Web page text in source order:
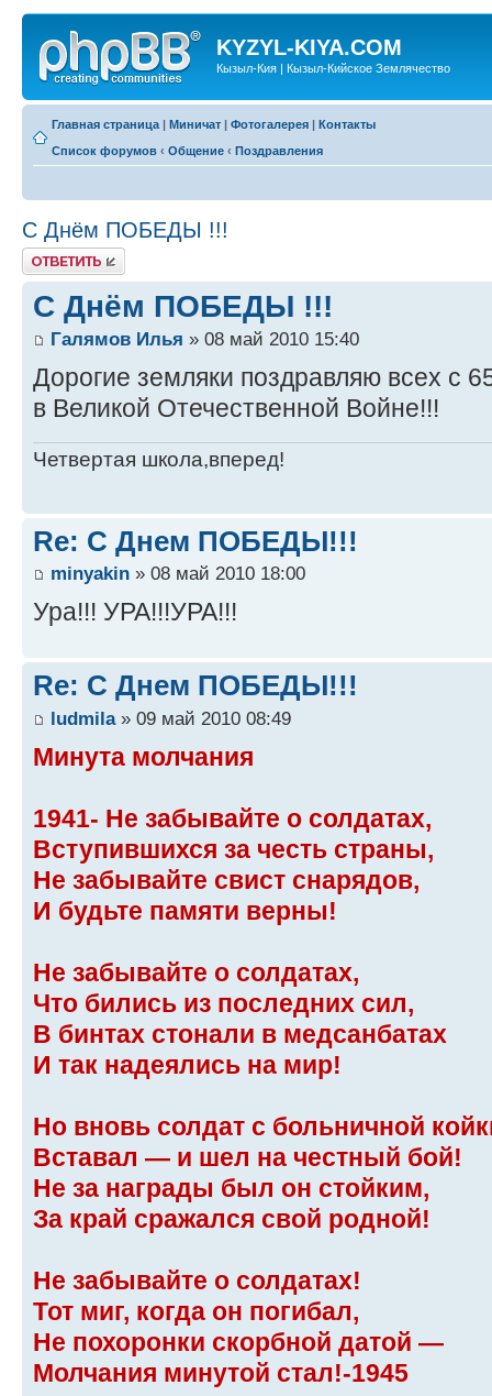
KYZYL-KIYA.COM
Кызыл-Кия | Кызыл-Кийское Землячество
Главная страница | Миничат | Фотогалерея | Контакты
Список форумов ‹ Общение ‹ Поздравления
С Днём ПОБЕДЫ !!!
Ответить
С Днём ПОБЕДЫ !!!
Галямов Илья » 08 май 2010 15:40
Дорогие земляки поздравляю всех
в Великой Отечественной Войне!!!
Четвертая школа,вперед!
Re: С Днем ПОБЕДЫ!!!
minyakin » 08 май 2010 18:00
Ура!!! УРА!!!УРА!!!
Re: С Днем ПОБЕДЫ!!!
ludmila» 09 май 2010 08:49
Минута молчания
1941- Не забывайте о солдатах,
Вступившихся за честь страны,
Не забывайте свист снарядов,
И будьте памяти верны!
Не забывайте о солдатах,
Что бились из последних сил,
В бинтах стонали в медсанбатах
И так надеялись на мир!
Но вновь солдат с больничной
Вставал — и шел на честный бой!
Не за награды был он стойким,
За край сражался свой родной!
Не забывайте о солдатах!
Тот миг, когда он погибал,
Не похоронки скорбной датой —
Молчания минутой стал!-1945